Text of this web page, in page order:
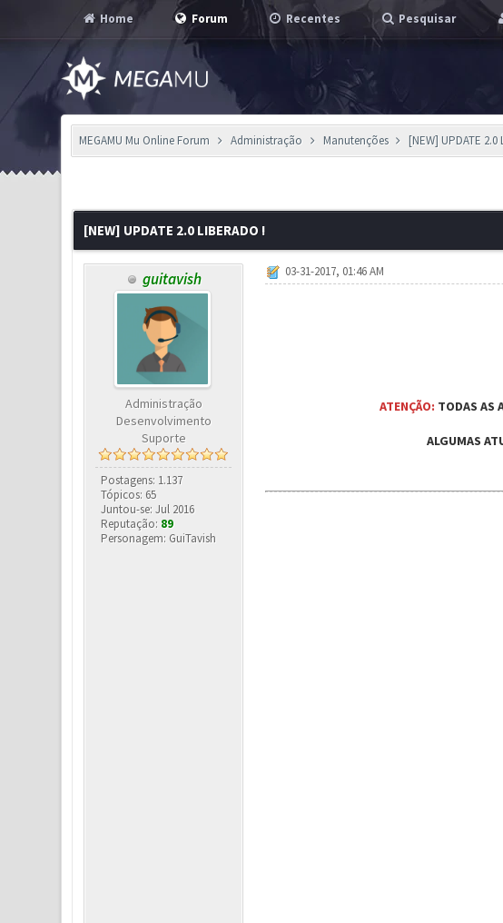
Home Forum Recentes Pesquisar
MEGAMU Mu Online Forum Administração Manutenções [NEW] UPDATE 2.0
[NEW] UPDATE 2.0 LIBERADO !
guitavish
Administração
Desenvolvimento
Suporte
Postagens: 1.137
Tópicos: 65
Juntou-se: Jul 2016
Reputação: 89
Personagem: GuiTavish
03-31-2017, 01:46 AM
ATENÇÃO: TODAS AS
ALGUMAS